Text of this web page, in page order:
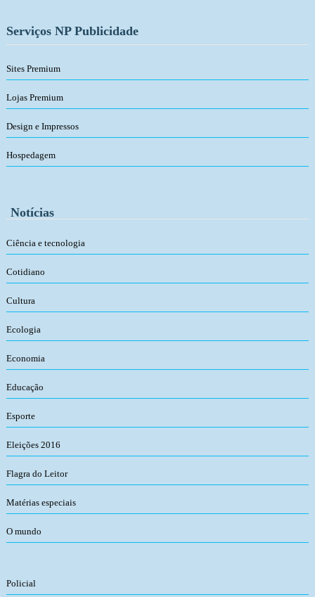
Serviços NP Publicidade
Sites Premium
Lojas Premium
Design e Impressos
Hospedagem
Notícias
Ciência e tecnologia
Cotidiano
Cultura
Ecologia
Economia
Educação
Esporte
Eleições 2016
Flagra do Leitor
Matérias especiais
O mundo
Policial